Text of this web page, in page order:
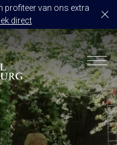
profiteer van ons extra
direct